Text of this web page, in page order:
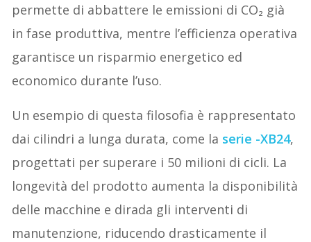
permette di abbattere le emissioni di CO₂ già
in fase produttiva, mentre l’efficienza operativa
garantisce un risparmio energetico ed
economico durante l’uso.
Un esempio di questa filosofia è rappresentato
dai cilindri a lunga durata, come la serie -XB24,
progettati per superare i 50 milioni di cicli. La
longevità del prodotto aumenta la disponibilità
delle macchine e dirada gli interventi di
manutenzione, riducendo drasticamente il